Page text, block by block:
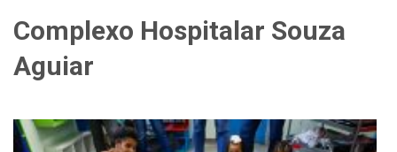
Complexo Hospitalar Souza
Aguiar